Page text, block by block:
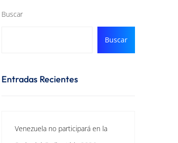
Buscar
Buscar
Entradas Recientes
Venezuela no participará en la